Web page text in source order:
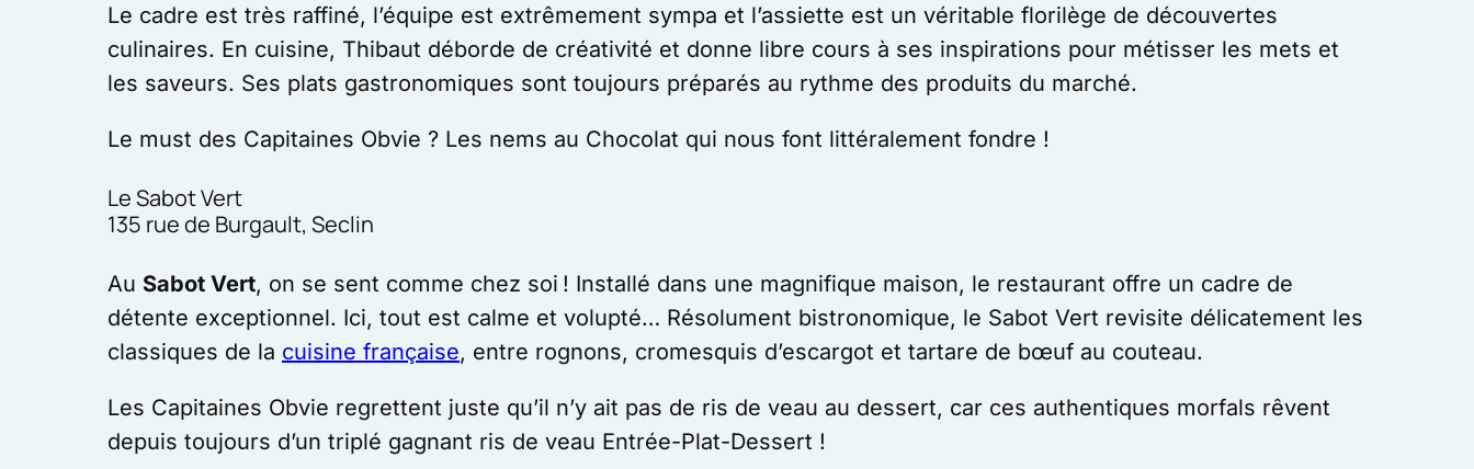
Le cadre est très raffiné, l’équipe est extrêmement sympa et l’assiette est un véritable florilège de découvertes
culinaires. En cuisine, Thibaut déborde de créativité et donne libre cours à ses inspirations pour métisser les mets et
les saveurs. Ses plats gastronomiques sont toujours préparés au rythme des produits du marché.
Le must des Capitaines Obvie ? Les nems au Chocolat qui nous font littéralement fondre !
Le Sabot Vert
135 rue de Burgault, Seclin
Au Sabot Vert, on se sent comme chez soi ! Installé dans une magnifique maison, le restaurant offre un cadre de
détente exceptionnel. Ici, tout est calme et volupté… Résolument bistronomique, le Sabot Vert revisite délicatement les
classiques de la cuisine française, entre rognons, cromesquis d’escargot et tartare de bœuf au couteau.
Les Capitaines Obvie regrettent juste qu’il n’y ait pas de ris de veau au dessert, car ces authentiques morfals rêvent
depuis toujours d’un triplé gagnant ris de veau Entrée-Plat-Dessert !